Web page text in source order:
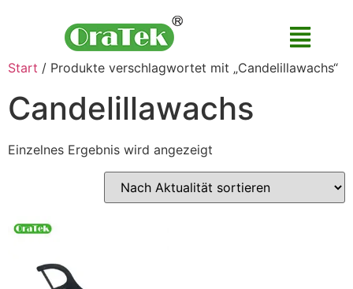
Start / Produkte verschlagwortet mit „Candelillawachs“
Candelillawachs
Einzelnes Ergebnis wird angezeigt